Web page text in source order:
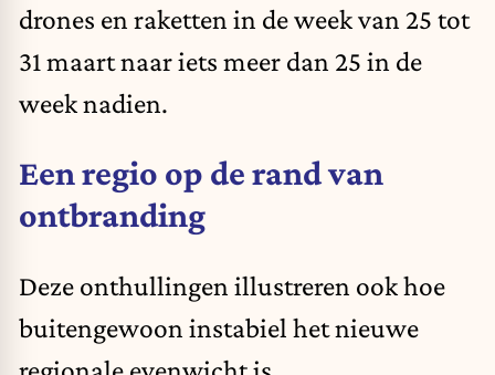
drones en raketten in de week van 25 tot
31 maart naar iets meer dan 25 in de
week nadien.
Een regio op de rand van
ontbranding
Deze onthullingen illustreren ook hoe
buitengewoon instabiel het nieuwe